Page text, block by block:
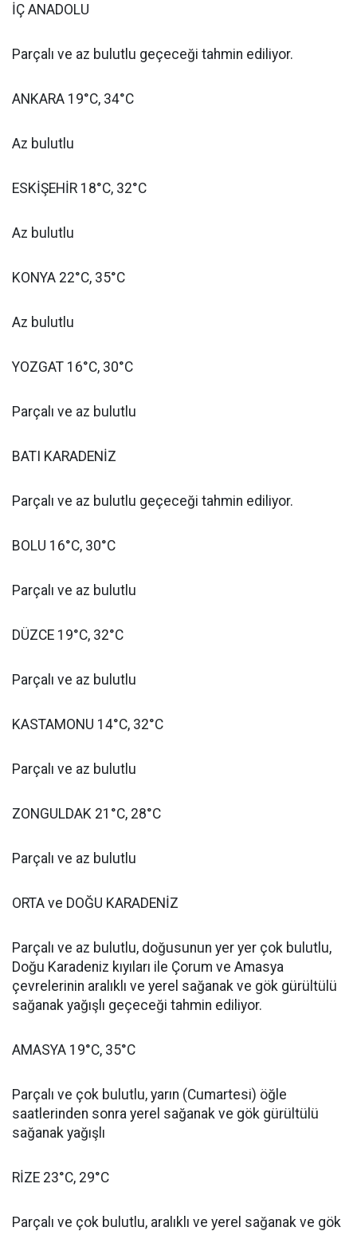
İÇ ANADOLU
Parçalı ve az bulutlu geçeceği tahmin ediliyor.
ANKARA 19°C, 34°C
Az bulutlu
ESKİŞEHİR 18°C, 32°C
Az bulutlu
KONYA 22°C, 35°C
Az bulutlu
YOZGAT 16°C, 30°C
Parçalı ve az bulutlu
BATI KARADENİZ
Parçalı ve az bulutlu geçeceği tahmin ediliyor.
BOLU 16°C, 30°C
Parçalı ve az bulutlu
DÜZCE 19°C, 32°C
Parçalı ve az bulutlu
KASTAMONU 14°C, 32°C
Parçalı ve az bulutlu
ZONGULDAK 21°C, 28°C
Parçalı ve az bulutlu
ORTA ve DOĞU KARADENİZ
Parçalı ve az bulutlu, doğusunun yer yer çok bulutlu,
Doğu Karadeniz kıyıları ile Çorum ve Amasya
çevrelerinin aralıklı ve yerel sağanak ve gök gürültülü
sağanak yağışlı geçeceği tahmin ediliyor.
AMASYA 19°C, 35°C
Parçalı ve çok bulutlu, yarın (Cumartesi) öğle
saatlerinden sonra yerel sağanak ve gök gürültülü
sağanak yağışlı
RİZE 23°C, 29°C
Parçalı ve çok bulutlu, aralıklı ve yerel sağanak ve gök